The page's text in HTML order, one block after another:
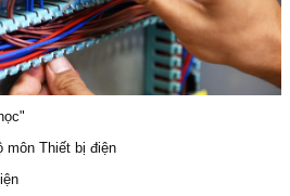
môn Thiết bị điện